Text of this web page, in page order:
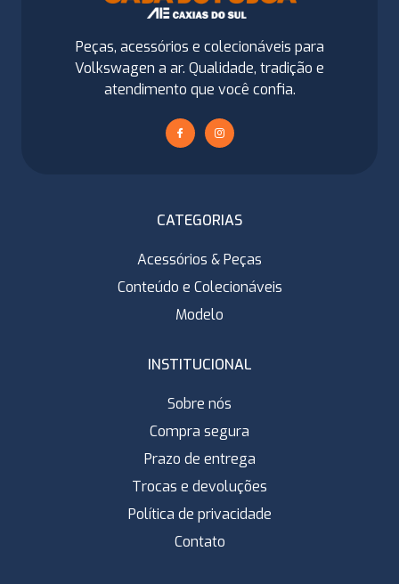
Peças, acessórios e colecionáveis para
Volkswagen a ar. Qualidade, tradição e
atendimento que você confia.
CATEGORIAS
Acessórios & Peças
Conteúdo e Colecionáveis
Modelo
INSTITUCIONAL
Sobre nós
Compra segura
Prazo de entrega
Trocas e devoluções
Política de privacidade
Contato